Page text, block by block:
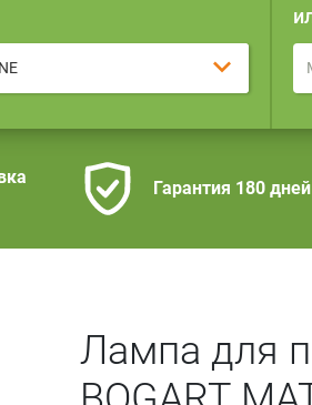
Гарантия 180 дней
Лампа для